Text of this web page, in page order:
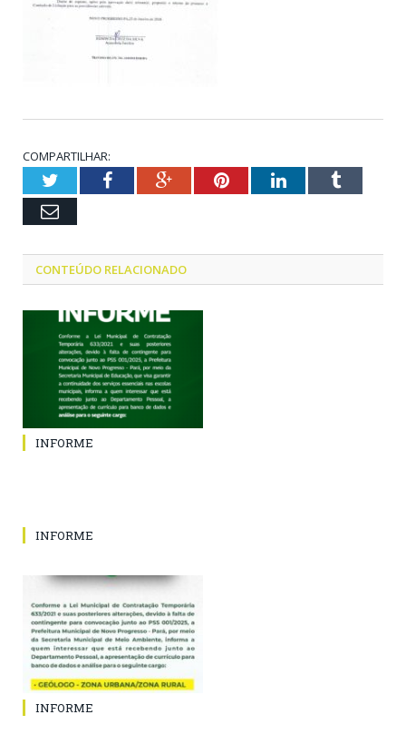
COMPARTILHAR:
TwitterFacebookGoogle+PinterestLinkedInTumblr
Email
CONTEÚDO RELACIONADO
INFORME
INFORME
INFORME